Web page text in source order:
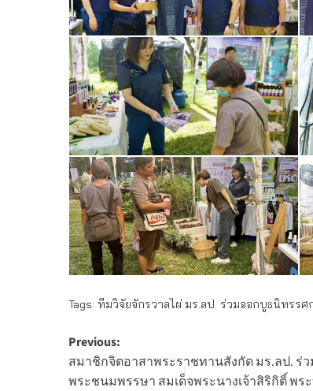
Tags: ทีมวิจัยจักรวาลไผ่ มร.ลป. ร่วมออกบูธนิทรร
Post
navigation
Previous:
สมาชิกจิตอาสาพระราชทานสังกัด มร.ลป. ร่
พระชนมพรรษา สมเด็จพระนางเจ้าสิริกิติ์ พ